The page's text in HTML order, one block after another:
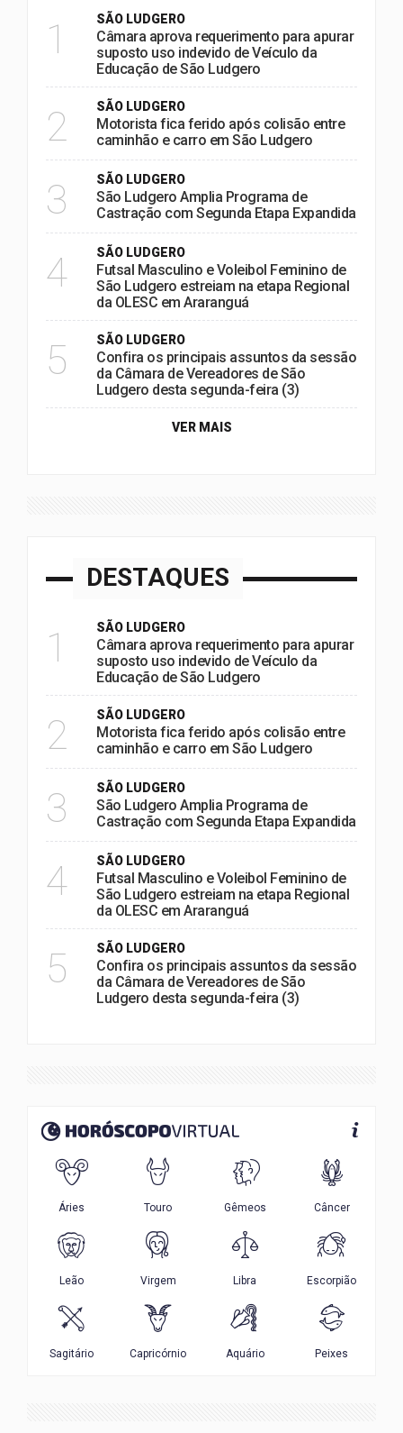
1 SÃO LUDGERO
Câmara aprova requerimento para apurar
suposto uso indevido de Veículo da
Educação de São Ludgero
2 SÃO LUDGERO
Motorista fica ferido após colisão entre
caminhão e carro em São Ludgero
3 SÃO LUDGERO
São Ludgero Amplia Programa de
Castração com Segunda Etapa Expandida
4 SÃO LUDGERO
Futsal Masculino e Voleibol Feminino de
São Ludgero estreiam na etapa Regional
da OLESC em Araranguá
5 SÃO LUDGERO
Confira os principais assuntos da sessão
da Câmara de Vereadores de São
Ludgero desta segunda-feira (3)
VER MAIS
DESTAQUES
1 SÃO LUDGERO
Câmara aprova requerimento para apurar
suposto uso indevido de Veículo da
Educação de São Ludgero
2 SÃO LUDGERO
Motorista fica ferido após colisão entre
caminhão e carro em São Ludgero
3 SÃO LUDGERO
São Ludgero Amplia Programa de
Castração com Segunda Etapa Expandida
4 SÃO LUDGERO
Futsal Masculino e Voleibol Feminino de
São Ludgero estreiam na etapa Regional
da OLESC em Araranguá
5 SÃO LUDGERO
Confira os principais assuntos da sessão
da Câmara de Vereadores de São
Ludgero desta segunda-feira (3)